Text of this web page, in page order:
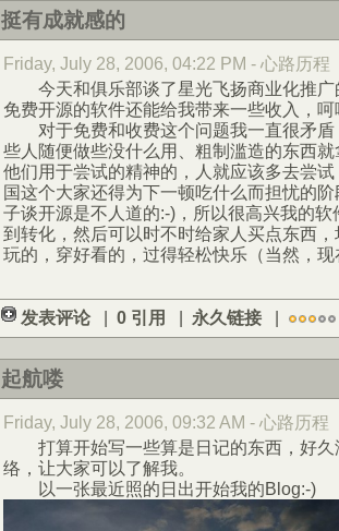
挺有成就感的
Friday, July 28, 2006, 04:22 PM - 心路历程
今天和俱乐部谈了星光飞扬商业化推广
免费开源的软件还能给我带来一些收入，呵
对于免费和收费这个问题我一直很矛盾
些人随便做些没什么用、粗制滥造的东西
他们用于尝试的精神的，人就应该多去尝
国这个大家还得为下一顿吃什么而担忧的
子谈开源是不人道的:-)，所以很高兴我的
到转化，然后可以时不时给家人买点东西
玩的，穿好看的，过得轻松快乐（当然，
发表评论 | 0 引用 | 永久链接 |
起航喽
Friday, July 28, 2006, 09:32 AM - 心路历程
打算开始写一些算是日记的东西，好久
络，让大家可以了解我。
以一张最近照的日出开始我的Blog:-)